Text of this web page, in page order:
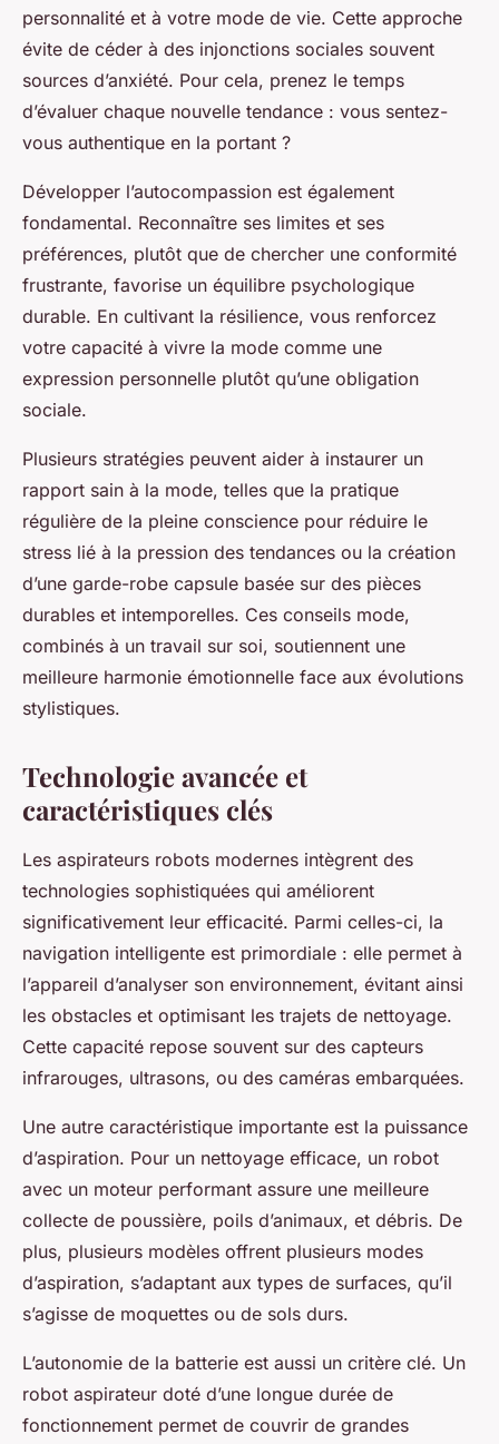
personnalité et à votre mode de vie. Cette approche
évite de céder à des injonctions sociales souvent
sources d’anxiété. Pour cela, prenez le temps
d’évaluer chaque nouvelle tendance : vous sentez-
vous authentique en la portant ?
Développer l’autocompassion est également
fondamental. Reconnaître ses limites et ses
préférences, plutôt que de chercher une conformité
frustrante, favorise un équilibre psychologique
durable. En cultivant la résilience, vous renforcez
votre capacité à vivre la mode comme une
expression personnelle plutôt qu’une obligation
sociale.
Plusieurs stratégies peuvent aider à instaurer un
rapport sain à la mode, telles que la pratique
régulière de la pleine conscience pour réduire le
stress lié à la pression des tendances ou la création
d’une garde-robe capsule basée sur des pièces
durables et intemporelles. Ces conseils mode,
combinés à un travail sur soi, soutiennent une
meilleure harmonie émotionnelle face aux évolutions
stylistiques.
Technologie avancée et
caractéristiques clés
Les aspirateurs robots modernes intègrent des
technologies sophistiquées qui améliorent
significativement leur efficacité. Parmi celles-ci, la
navigation intelligente est primordiale : elle permet à
l’appareil d’analyser son environnement, évitant ainsi
les obstacles et optimisant les trajets de nettoyage.
Cette capacité repose souvent sur des capteurs
infrarouges, ultrasons, ou des caméras embarquées.
Une autre caractéristique importante est la puissance
d’aspiration. Pour un nettoyage efficace, un robot
avec un moteur performant assure une meilleure
collecte de poussière, poils d’animaux, et débris. De
plus, plusieurs modèles offrent plusieurs modes
d’aspiration, s’adaptant aux types de surfaces, qu’il
s’agisse de moquettes ou de sols durs.
L’autonomie de la batterie est aussi un critère clé. Un
robot aspirateur doté d’une longue durée de
fonctionnement permet de couvrir de grandes